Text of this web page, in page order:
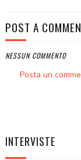
POST A
NESSUN COMMENTO
Posta un
INTERVISTE